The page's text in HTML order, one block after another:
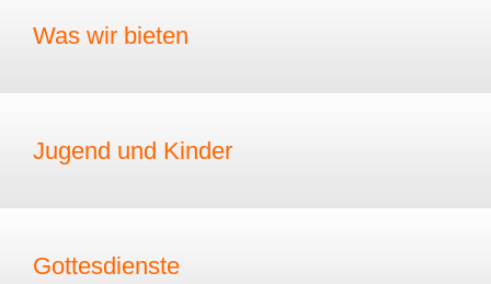
Was wir bieten
Jugend und Kinder
Gottesdienste